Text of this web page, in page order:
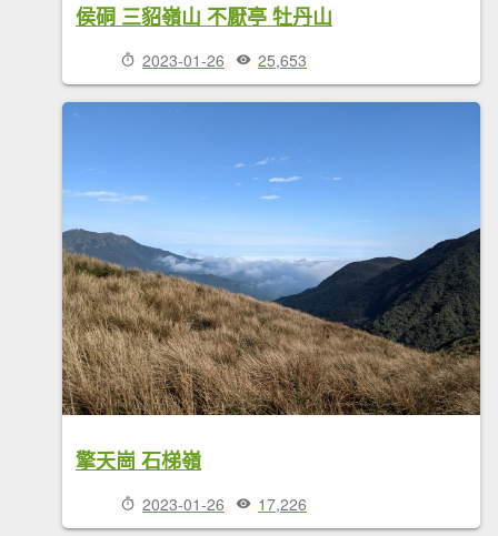
侯硐 三貂嶺山 不厭亭 牡丹山
2023-01-26 25,653
擎天崗 石梯嶺
2023-01-26 17,226